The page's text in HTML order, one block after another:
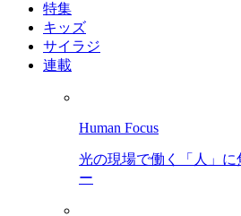
特集
キッズ
サイラジ
連載
Human Focus
光の現場で働く「人」に
ー